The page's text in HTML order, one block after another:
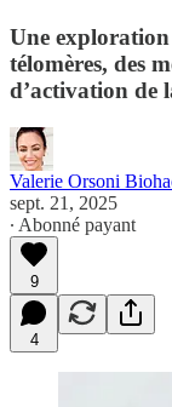
Une
télomères, des
d’activation de
Valerie Orsoni
sept. 21, 2025
∙ Abonné payant
9
4